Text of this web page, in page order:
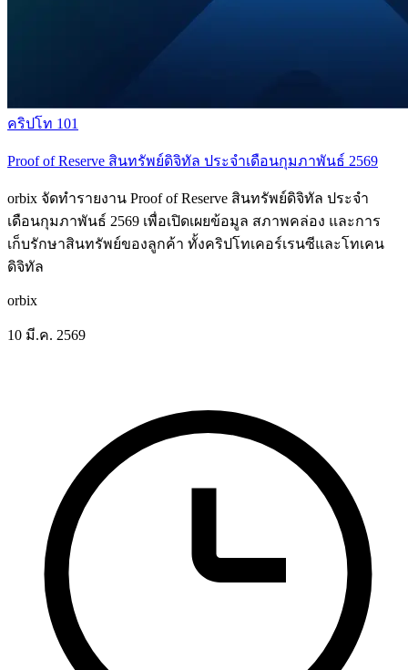
คริปโท 101
Proof of Reserve สินทรัพย์ดิจิทัล ประจำเดือนกุมภาพันธ์ 2569
orbix จัดทำรายงาน Proof of Reserve สินทรัพย์ดิจิทัล ประจำ
เดือนกุมภาพันธ์ 2569 เพื่อเปิดเผยข้อมูล สภาพคล่อง และการ
เก็บรักษาสินทรัพย์ของลูกค้า ทั้งคริปโทเคอร์เรนซีและโทเคน
ดิจิทัล
orbix
10 มี.ค. 2569